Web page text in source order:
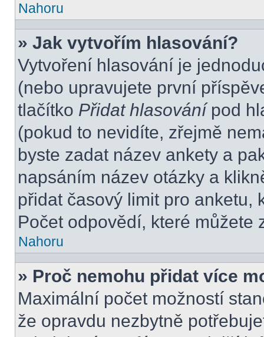
Nahoru
» Jak vytvořím hlasování?
Vytvoření hlasování je
(nebo upravujete první
tlačítko Přidat hlasovánípod
(pokud to nevidíte, zřejmě
byste zadat název ankety a
napsáním název otázky a
přidat časový limit pro anketu,
Počet odpovědí, které můžete
Nahoru
» Proč nemohu přidat více
Maximální počet možností
že opravdu nezbytně